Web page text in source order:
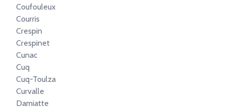
Coufouleux
Courris
Crespin
Crespinet
Cunac
Cuq
Cuq-Toulza
Curvalle
Damiatte